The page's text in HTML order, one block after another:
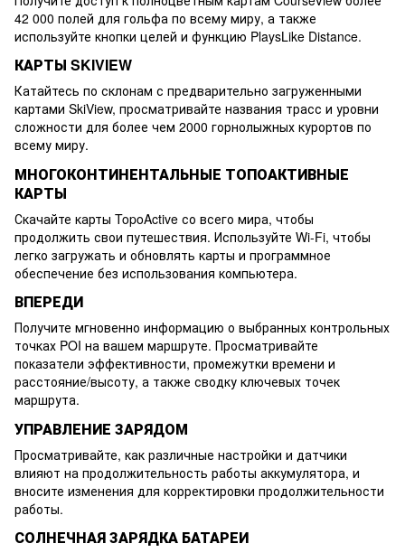
42 000 полей для гольфа по всему миру, а также
используйте кнопки целей и функцию PlaysLike Distance.
КАРТЫ SKIVIEW
Катайтесь по склонам с предварительно загруженными
картами SkiView, просматривайте названия трасс и уровни
сложности для более чем 2000 горнолыжных курортов по
всему миру.
МНОГОКОНТИНЕНТАЛЬНЫЕ ТОПОАКТИВНЫЕ
КАРТЫ
Скачайте карты TopoActive со всего мира, чтобы
продолжить свои путешествия. Используйте Wi-Fi, чтобы
легко загружать и обновлять карты и программное
обеспечение без использования компьютера.
ВПЕРЕДИ
Получите мгновенно информацию о выбранных контрольных
точках POI на вашем маршруте. Просматривайте
показатели эффективности, промежутки времени и
расстояние/высоту, а также сводку ключевых точек
маршрута.
УПРАВЛЕНИЕ ЗАРЯДОМ
Просматривайте, как различные настройки и датчики
влияют на продолжительность работы аккумулятора, и
вносите изменения для корректировки продолжительности
работы.
СОЛНЕЧНАЯ ЗАРЯДКА БАТАРЕИ